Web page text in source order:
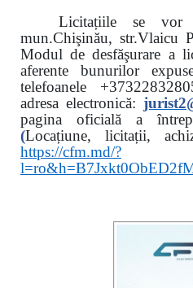
Licitațiile se vor
mun.Chişinău, str.Vlaicu
Modul de desfăşurare a
aferente bunurilor
telefoanele
adresa electronică:
pagina oficială a
(Locațiune, licitații,
https://cfm.md/?